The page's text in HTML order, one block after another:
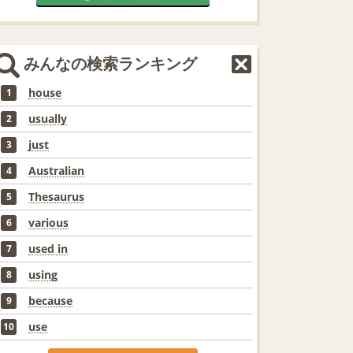
みんなの検索ランキング
1 house
2 usually
3 just
4 Australian
5 Thesaurus
6 various
7 used in
8 using
9 because
10 use